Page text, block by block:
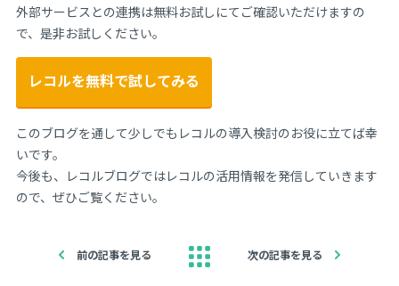
外部サービスとの連携は無料お試しにてご確認いただけますの
で、是非お試しください。
レコルを無料で試してみる
このブログを通して少しでもレコルの導入検討のお役に立てば幸
いです。
今後も、レコルブログではレコルの活用情報を発信していきます
ので、ぜひご覧ください。
前の記事を見る 次の記事を見る